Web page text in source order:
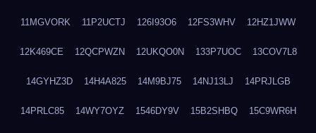
11MGVORK 11P2UCTJ 126I93O6 12FS3WHV 12HZ1JWW
12K469CE 12QCPWZN 12UKQO0N 133P7UOC 13COV7L8
14GYHZ3D 14H4A825 14M9BJ75 14NJ13LJ 14PRJLGB
14PRLC85 14WY7OYZ 1546DY9V 15B2SHBQ 15C9WR6H